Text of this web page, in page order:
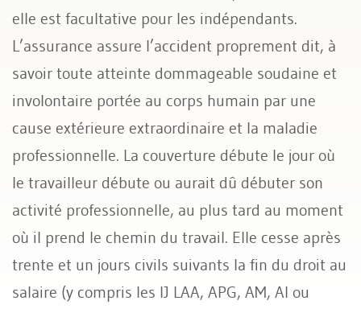
Maladie/accident
elle est facultative pour les indépendants.
L’assurance assure l’accident proprement dit, à
savoir toute atteinte dommageable soudaine et
involontaire portée au corps humain par une
cause extérieure extraordinaire et la maladie
professionnelle. La couverture débute le jour où
le travailleur débute ou aurait dû débuter son
activité professionnelle, au plus tard au moment
où il prend le chemin du travail. Elle cesse après
trente et un jours civils suivants la fin du droit au
salaire (y compris les IJ LAA, APG, AM, AI ou